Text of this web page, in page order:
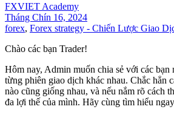
FXVIET Academy
Tháng Chín 16, 2024
forex, Forex strategy - Chiến Lược Giao
Chào các bạn Trader!
Hôm nay, Admin muốn chia sẻ với các bạn
từng phiên giao dịch khác nhau. Chắc hẳn
nào cũng giống nhau, và nếu nắm rõ cách
đa lợi thế của mình. Hãy cùng tìm hiểu